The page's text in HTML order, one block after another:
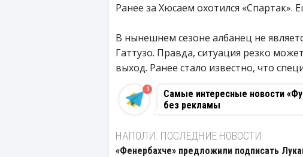
Ранее за Хюсаем охотился
В нынешнем сезоне албанец не
Гаттузо. Правда, ситуация резко
выход. Ранее стало известно, что
Самые интересные новости
без рекламы
1
НАПОЛИ: ПОСЛЕДНИЕ НОВОСТИ
«Фенербахче» предложили подписать